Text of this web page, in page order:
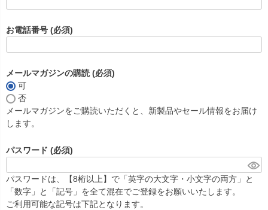
お電話番号 (必須)
メールマガジンの購読 (必須)
可
否
メールマガジンをご購読いただくと、新製品やセール情報をお届け
します。
パスワード (必須)
パスワードは、【8桁以上】で「英字の大文字・小文字の両方」と
「数字」と「記号」を全て混在でご登録をお願いいたします。
ご利用可能な記号は下記となります。